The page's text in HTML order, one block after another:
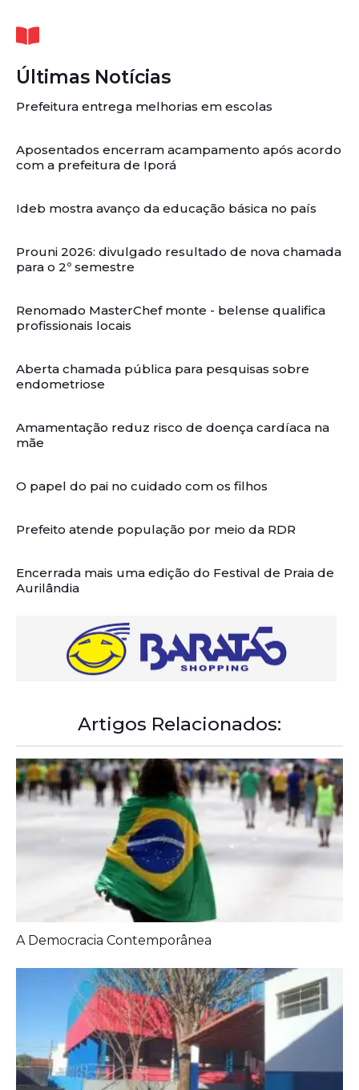
Últimas Notícias
Prefeitura entrega melhorias em escolas
Aposentados encerram acampamento após acordo
com a prefeitura de Iporá
Ideb mostra avanço da educação básica no país
Prouni 2026: divulgado resultado de nova chamada
para o 2º semestre
Renomado MasterChef monte - belense qualifica
profissionais locais
Aberta chamada pública para pesquisas sobre
endometriose
Amamentação reduz risco de doença cardíaca na
mãe
O papel do pai no cuidado com os filhos
Prefeito atende população por meio da RDR
Encerrada mais uma edição do Festival de Praia de
Aurilândia
Artigos Relacionados:
A Democracia Contemporânea